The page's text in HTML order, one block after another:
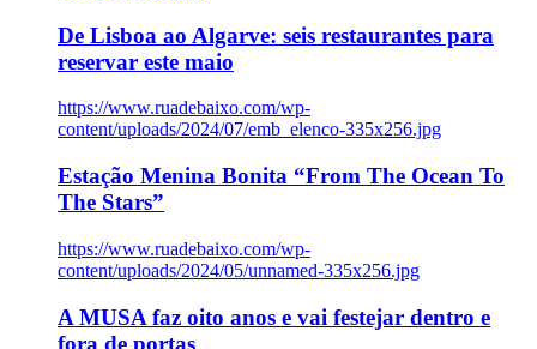
De Lisboa ao Algarve: seis restaurantes para
reservar este maio
https://www.ruadebaixo.com/wp-
content/uploads/2024/07/emb_elenco-335x256.jpg
Estação Menina Bonita “From The Ocean To
The Stars”
https://www.ruadebaixo.com/wp-
content/uploads/2024/05/unnamed-335x256.jpg
A MUSA faz oito anos e vai festejar dentro e
fora de portas